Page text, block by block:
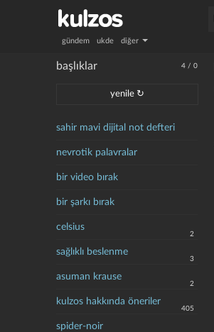
gündem ukde diğer
4 /0
başlıklar
yenile ↻
sahir mavi dijital not defteri
nevrotik palavralar
bir video bırak
bir şarkı bırak
celsius
2
sağlıklı beslenme
3
asuman krause
2
kulzos hakkında öneriler
405
spider-noir